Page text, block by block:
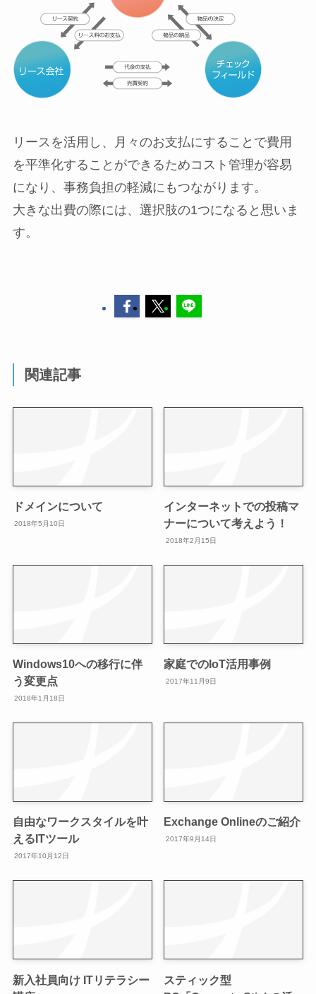
リースを活用し、月々のお支払にすることで費用
を平準化することができるためコスト管理が容易
になり、事務負担の軽減にもつながります。
大きな出費の際には、選択肢の1つになると思いま
す。
関連記事
ドメインについて
2018年5月10日
インターネットでの投稿マ
ナーについて考えよう！
2018年2月15日
Windows10への移行に伴
う変更点
2018年1月18日
家庭でのIoT活用事例
2017年11月9日
自由なワークスタイルを叶
えるITツール
2017年10月12日
Exchange Onlineのご紹介
2017年9月14日
新入社員向け ITリテラシー
スティック型